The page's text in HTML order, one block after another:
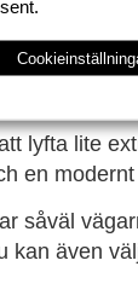
lyfta lite
en
såväl
kan även